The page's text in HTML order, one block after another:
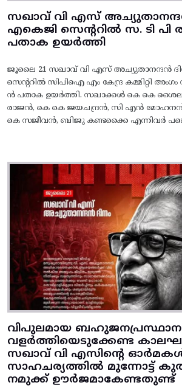
സഖാവ് വി എസ്
എകെജി സെന്ററിൽ സ. ടി
പതാക ഉയർത്തി
ജൂലൈ 21 സഖാവ് വി എസ് അച്യുതാനന്ദൻ
സെന്ററിൽ സിപിഐ എം കേന്ദ്ര കമ്മിറ്റി
ൻ പതാക ഉയർത്തി. സഖാക്കൾ കെ കെ ശൈലജ
രാജൻ, കെ കെ ജയചന്ദ്രൻ, സി എൻ
കെ സജീവൻ, ബിജു കണ്ടക്കൈ എന്നിവർ
വിപുലമായ
വളർത്തിയെടുക്കേണ്ട
സഖാവ് വി എസിന്റെ
സാഹചര്യത്തിൽ മുന്നോട്ട്‌
നമുക്ക് ഊർജമാകേണ്ടതുണ്ട്